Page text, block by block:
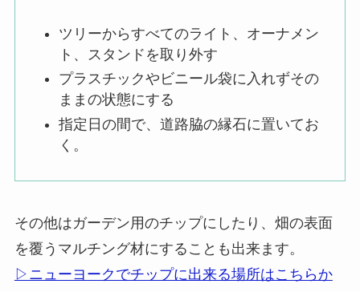
ツリーからすべてのライト、オーナメン
ト、スタンドを取り外す
プラスチックやビニール袋に入れずその
ままの状態にする
指定日の間で、道路脇の縁石に置いてお
く。
その他はガーデン用のチップにしたり、畑の表面
を覆うマルチング材にすることも出来ます。
▷ニューヨークでチップに出来る場所はこちらか